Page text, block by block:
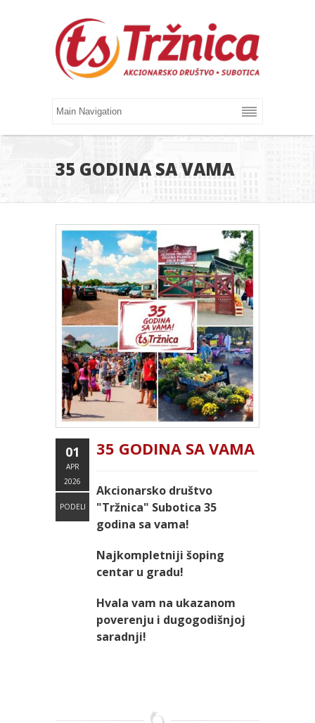
35 GODINA SA VAMA
01
APR
2026
PODELI
35 GODINA SA VAMA
Akcionarsko društvo
"Tržnica" Subotica 35
godina sa vama!
Najkompletniji šoping
centar u gradu!
Hvala vam na ukazanom
poverenju i dugogodišnjoj
saradnji!